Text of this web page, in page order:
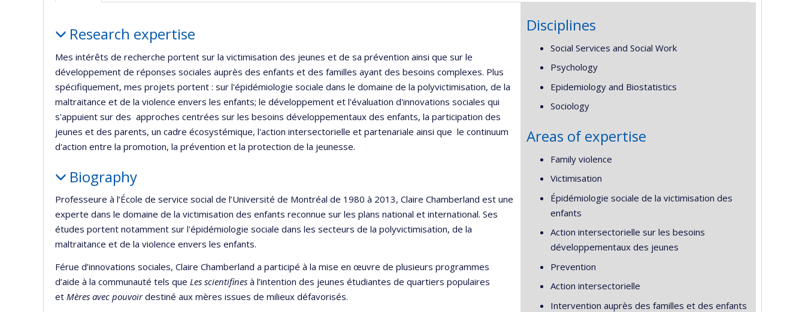
Research expertise
Mes intérêts de recherche portent sur la victimisation des jeunes et de sa prévention ainsi que sur le
développement de réponses sociales auprès des enfants et des familles ayant des besoins complexes. Plus
spécifiquement, mes projets portent : sur l'épidémiologie sociale dans le domaine de la polyvictimisation, de la
maltraitance et de la violence envers les enfants; le développement et l'évaluation d'innovations sociales qui
s'appuient sur des approches centrées sur les besoins développementaux des enfants, la participation des
jeunes et des parents, un cadre écosystémique, l'action intersectorielle et partenariale ainsi que le continuum
d'action entre la promotion, la prévention et la protection de la jeunesse.
Biography
Professeure à l’École de service social de l’Université de Montréal de 1980 à 2013, Claire Chamberland est une
experte dans le domaine de la victimisation des enfants reconnue sur les plans national et international. Ses
études portent notamment sur l'épidémiologie sociale dans les secteurs de la polyvictimisation, de la
maltraitance et de la violence envers les enfants.
Férue d’innovations sociales, Claire Chamberland a participé à la mise en œuvre de plusieurs programmes
d’aide à la communauté tels que Les scientifines à l’intention des jeunes étudiantes de quartiers populaires
et Mères avec pouvoirdestiné aux mères issues de milieux défavorisés.
Disciplines
Social Services and Social Work
Psychology
Epidemiology and Biostatistics
Sociology
Areas of expertise
Family violence
Victimisation
Épidémiologie sociale de la victimisation des
enfants
Action intersectorielle sur les besoins
développementaux des jeunes
Prevention
Action intersectorielle
Intervention auprès des familles et des enfants